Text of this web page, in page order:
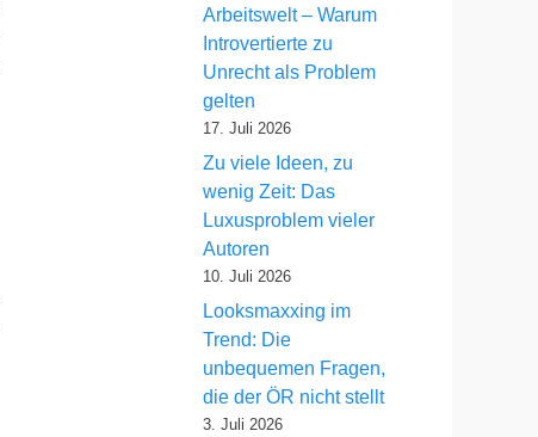
Arbeitswelt – Warum
Introvertierte zu
Unrecht als Problem
gelten
17. Juli 2026
Zu viele Ideen, zu
wenig Zeit: Das
Luxusproblem vieler
Autoren
10. Juli 2026
Looksmaxxing im
Trend: Die
unbequemen Fragen,
die der ÖR nicht stellt
3. Juli 2026